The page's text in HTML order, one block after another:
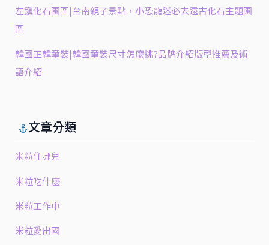
左鎮化石園區|台南親子景點，小恐龍迷必去遠古化石主題園
區
韓國正韓童裝|韓國童裝尺寸怎麼挑?品牌介紹版型推薦及術
語介紹
文章分類
米粒住哪兒
米粒吃什麼
米粒工作中
米粒愛出國